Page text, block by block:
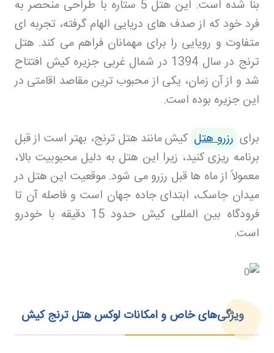
بنا شده است. این هتل 5 ستاره با طراحی منحصر به
فرد خود که از صدف های دریایی الهام گرفته، تجربه ای
متفاوت و رویایی را برای مهمانان فراهم می کند. هتل
ترنج در سال 1394 در شمال غربی جزیره کیش افتتاح
شد و از آن زمان، یکی از محبوب ترین مقاصد اقامتی در
این جزیره بوده است.
برای رزرو هتل کیشمانند هتل ترنج، بهتر است از قبل
برنامه ریزی کنید، زیرا این هتل به دلیل محبوبیت بالا،
معمولاً از ماه ها قبل رزرو می شود. موقعیت این هتل در
میدان جاسک، ابتدای جاده جهان است و فاصله آن تا
فرودگاه بین المللی کیش حدود 15 دقیقه با خودرو
است.
ویژگی‌های خاص و امکانات لوکس هتل ترنج کیش